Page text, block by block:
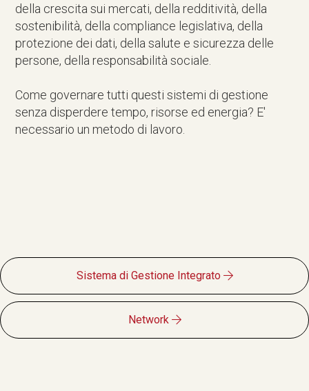
della crescita sui mercati, della redditività, della
sostenibilità, della compliance legislativa, della
protezione dei dati, della salute e sicurezza delle
persone, della responsabilità sociale.
Come governare tutti questi sistemi di gestione
senza disperdere tempo, risorse ed energia? E'
necessario un metodo di lavoro.
Sistema di Gestione Integrato
Network